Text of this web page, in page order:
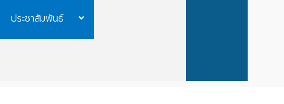
ประชาสัมพันธ์